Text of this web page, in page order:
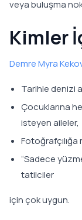
veya buluşma
Kimler
Demre Myra
Tarihle denizi
Çocuklarına
isteyen aileler,
Fotoğrafçılığa
“Sadece
tatilciler
için çok uygun.